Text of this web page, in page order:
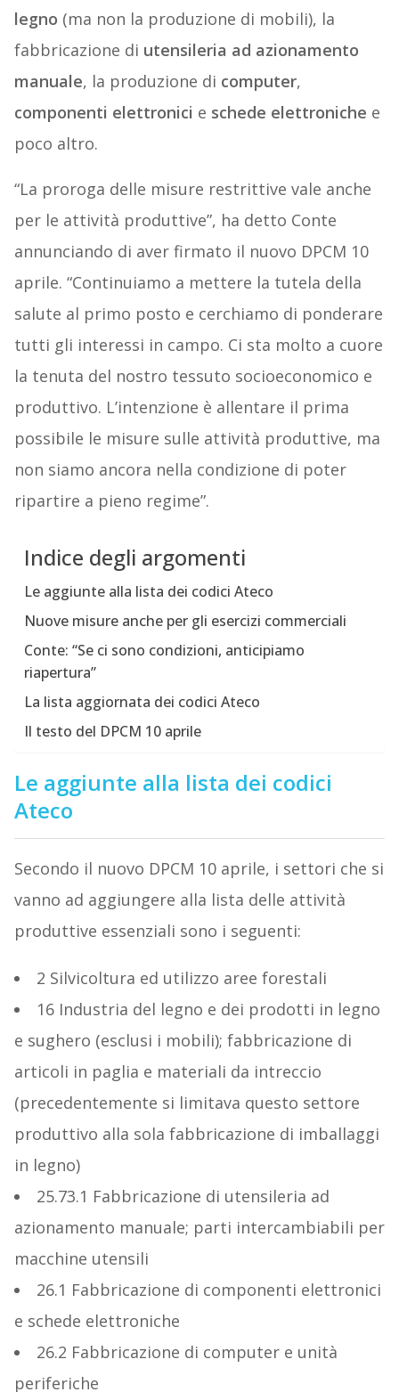
legno (ma non la produzione di mobili), la
fabbricazione di utensileria ad azionamento
manuale, la produzione di computer,
componenti elettronici e schede elettroniche e
poco altro.
“La proroga delle misure restrittive vale anche
per le attività produttive”, ha detto Conte
annunciando di aver firmato il nuovo DPCM 10
aprile. “Continuiamo a mettere la tutela della
salute al primo posto e cerchiamo di ponderare
tutti gli interessi in campo. Ci sta molto a cuore
la tenuta del nostro tessuto socioeconomico e
produttivo. L’intenzione è allentare il prima
possibile le misure sulle attività produttive, ma
non siamo ancora nella condizione di poter
ripartire a pieno regime”.
Indice degli argomenti
Le aggiunte alla lista dei codici Ateco
Nuove misure anche per gli esercizi commerciali
Conte: “Se ci sono condizioni, anticipiamo
riapertura”
La lista aggiornata dei codici Ateco
Il testo del DPCM 10 aprile
Le aggiunte alla lista dei codici
Ateco
Secondo il nuovo DPCM 10 aprile, i settori che si
vanno ad aggiungere alla lista delle attività
produttive essenziali sono i seguenti:
2 Silvicoltura ed utilizzo aree forestali
16 Industria del legno e dei prodotti in legno
e sughero (esclusi i mobili); fabbricazione di
articoli in paglia e materiali da intreccio
(precedentemente si limitava questo settore
produttivo alla sola fabbricazione di imballaggi
in legno)
25.73.1 Fabbricazione di utensileria ad
azionamento manuale; parti intercambiabili per
macchine utensili
26.1 Fabbricazione di componenti elettronici
e schede elettroniche
26.2 Fabbricazione di computer e unità
periferiche